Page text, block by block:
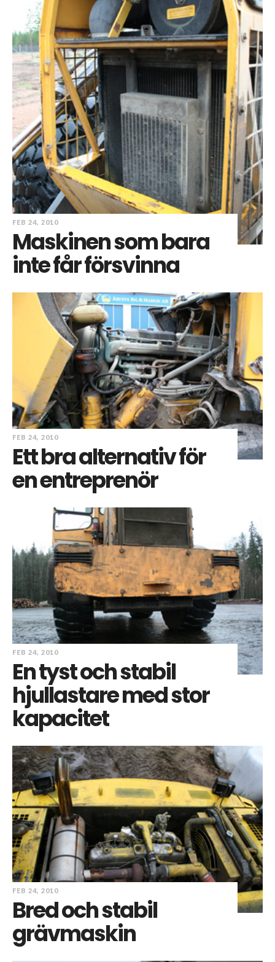
FEB 24, 2010
Maskinen som bara
inte får försvinna
FEB 24, 2010
Ett bra alternativ för
en entreprenör
FEB 24, 2010
En tyst och stabil
hjullastare med stor
kapacitet
FEB 24, 2010
Bred och stabil
grävmaskin